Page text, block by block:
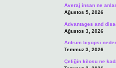
Averaj insan ne
Ağustos 5, 2026
Advantages and
Ağustos 3, 2026
Antrum biyopsi
Temmuz 3, 2026
Çeliğin kilosu ne